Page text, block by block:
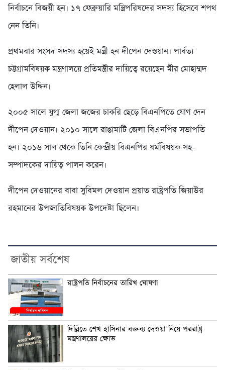
নির্বাচনে বিজয়ী হন। ১৭ ফেব্রুয়ারি মন্ত্রিপরিষদের সদস্য হিসেবে শপথ
নেন তিনি।
প্রথমবার সংসদ সদস্য হয়েই মন্ত্রী হন দীপেন দেওয়ান। পার্বত্য
চট্টগ্রামবিষয়ক মন্ত্রণালয়ে প্রতিমন্ত্রীর দায়িত্বে রয়েছেন মীর মোহাম্মদ
হেলাল উদ্দিন।
২০০৫ সালে যুগ্ম জেলা জজের চাকরি ছেড়ে বিএনপিতে যোগ দেন
দীপেন দেওয়ান। ২০১০ সালে রাঙামাটি জেলা বিএনপির সভাপতি
হন। ২০১৬ সাল থেকে তিনি কেন্দ্রীয় বিএনপির ধর্মবিষয়ক সহ-
সম্পাদকের দায়িত্ব পালন করেন।
দীপেন দেওয়ানের বাবা সুবিমল দেওয়ান প্রয়াত রাষ্ট্রপতি জিয়াউর
রহমানের উপজাতিবিষয়ক উপদেষ্টা ছিলেন।
জাতীয় সর্বশেষ
রাষ্ট্রপতি নির্বাচনের তারিখ ঘোষণা
দিল্লিতে শেখ হাসিনার বক্তব্য দেওয়া নিয়ে পররাষ্ট্র
মন্ত্রণালয়ের ক্ষোভ